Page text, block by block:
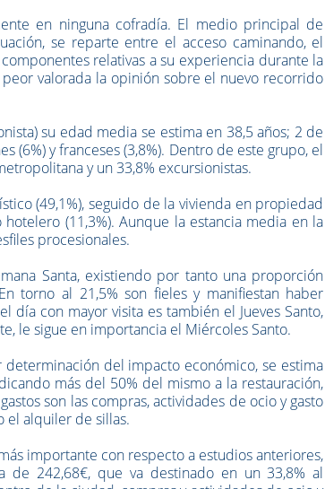
en ninguna cofradía. El medio principal de
se reparte entre el acceso caminando, el
relativas a su experiencia durante la
valorada la opinión sobre el nuevo recorrido
su edad media se estima en 38,5 años; 2 de
(6%) y franceses (3,8%). Dentro de este grupo, el
y un 33,8% excursionistas.
(49,1%), seguido de la vivienda en propiedad
(11,3%). Aunque la estancia media en la
procesionales.
Santa, existiendo por tanto una proporción
torno al 21,5% son fieles y manifiestan haber
día con mayor visita es también el Jueves Santo,
le sigue en importancia el Miércoles Santo.
del impacto económico, se estima
más del 50% del mismo a la restauración,
son las compras, actividades de ocio y gasto
el alquiler de sillas.
importante con respecto a estudios anteriores,
242,68€, que va destinado en un 33,8% al